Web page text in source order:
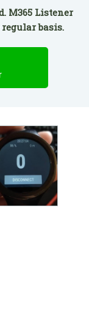
M365 Listener
basis.